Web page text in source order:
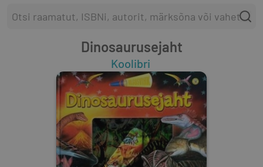
Dinosaurusejaht
Koolibri